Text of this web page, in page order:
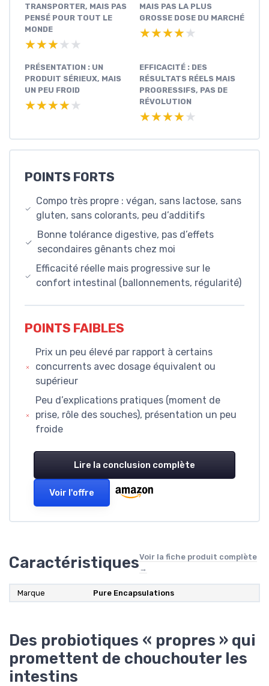
TRANSPORTER, MAIS PAS
PENSÉ POUR TOUT LE
MONDE
★★★★★
★★★★★
MAIS PAS LA PLUS
GROSSE DOSE DU MARCHÉ
★★★★★
★★★★★
PRÉSENTATION : UN
PRODUIT SÉRIEUX, MAIS
UN PEU FROID
★★★★★
★★★★★
EFFICACITÉ : DES
RÉSULTATS RÉELS MAIS
PROGRESSIFS, PAS DE
RÉVOLUTION
★★★★★
★★★★★
POINTS FORTS
Compo très propre : végan, sans lactose, sans
gluten, sans colorants, peu d’additifs
Bonne tolérance digestive, pas d’effets
secondaires gênants chez moi
Efficacité réelle mais progressive sur le
confort intestinal (ballonnements, régularité)
POINTS FAIBLES
Prix un peu élevé par rapport à certains
concurrents avec dosage équivalent ou
supérieur
Peu d’explications pratiques (moment de
prise, rôle des souches), présentation un peu
froide
Lire la conclusion complète
Voir l'offre
CaractéristiquesVoir la fiche produit complète
→
Marque ‎Pure Encapsulations
Des probiotiques « propres » qui
promettent de chouchouter les
intestins